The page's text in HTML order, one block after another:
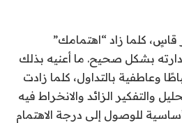
قاسٍ، كلما زاد “اهتمامك”
بشكل صحيح. ما أعنيه بذلك
وعاطفية بالتداول، كلما زادت
والتفكير الزائد والانخراط فيه
للوصول إلى درجة الاهتمام